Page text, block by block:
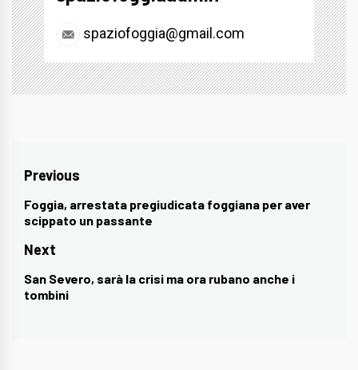
spaziofoggia@gmail.com
Navigazione
articoli
Previous
Previous
post:
Foggia, arrestata pregiudicata foggiana per aver
scippato un passante
Next
Next
post:
San Severo, sarà la crisi ma ora rubano anche i
tombini